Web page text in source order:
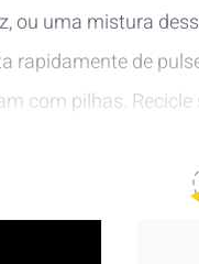
ou uma mistura
de
com pilhas.